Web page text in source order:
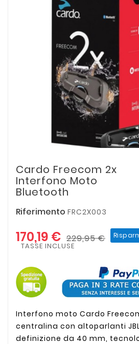
Cardo Freecom 2x
Interfono Moto
Bluetooth
Riferimento FRC2X003
170,19 € 229,95 €
TASSE INCLUSE
Interfono moto Cardo
centralina con altoparlanti
definizione da 40 mm,